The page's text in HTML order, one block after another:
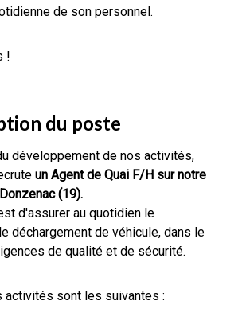
de son personnel.
!
du poste
développement de nos activités,
un Agent de Quai F/H sur notre
(19).
d'assurer au quotidien le
déchargement de véhicule, dans le
de qualité et de sécurité.
activités sont les suivantes :